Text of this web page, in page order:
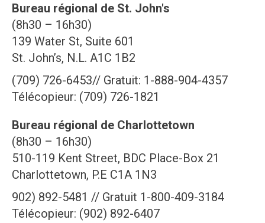
Bureau régional de St. John's
(8h30 – 16h30)
139 Water St, Suite 601
St. John’s, N.L. A1C 1B2
(709) 726-6453// Gratuit: 1-888-904-4357
Télécopieur: (709) 726-1821
Bureau régional de Charlottetown
(8h30 – 16h30)
510-119 Kent Street, BDC Place-Box 21
Charlottetown, P.E C1A 1N3
902) 892-5481 // Gratuit 1-800-409-3184
Télécopieur: (902) 892-6407